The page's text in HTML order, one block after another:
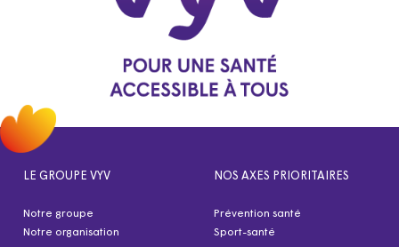
LE GROUPE VYV
Notre groupe
Notre organisation
NOS AXES PRIORITAIRES
Prévention santé
Sport-santé